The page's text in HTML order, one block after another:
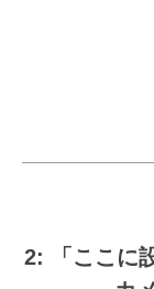
2: 「ここに